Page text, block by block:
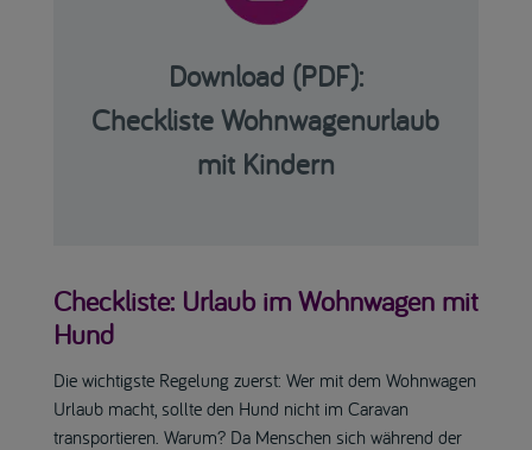
Download (PDF):
Checkliste Wohnwagenurlaub
mit Kindern
Checkliste: Urlaub im Wohnwagen mit
Hund
Die wichtigste Regelung zuerst: Wer mit dem Wohnwagen
Urlaub macht, sollte den Hund nicht im Caravan
transportieren. Warum? Da Menschen sich während der